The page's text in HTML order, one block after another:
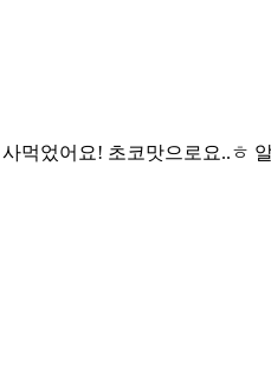
먹었어요! 초코맛으로요..ㅎ